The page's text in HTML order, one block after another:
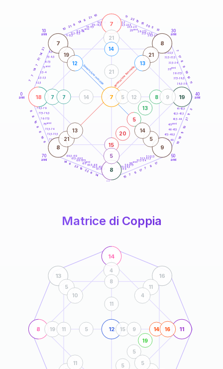
generazione maschile generazione femminile
0
anni
10
anni
30
anni
40
anni
50
anni
60
70
anni
1-2,5
2,5-3,5
3,5-4
6-7,5
7,5-8,5
8,5-9
11-12,5
12,5-13,5
13,5-14
16-17,5
17,5-18,5
18,5-19 21-22,5
22,5-23,5
23,5-24
26-27,5
27,5-28,5
28,5-29
31-32,5
32,5-33,5
33,5-34
36-37,5
37,5-38,5
38,5-39
41-42,5
42,5-43,5
43,5-44
46-47,5
47,5-48,5
48,5-49
51-52,5
52,5-53,5
53,5-54
56-57,5
57,5-58,5
58,5-59
61-62,5
62,5-63,5
63,5-64
66-67,5
67,5-68,5
68,5-69
71-72,5
72,5-73,5
73,5-74
76-77,5
77,5-78,5
78,5-79
7
7
14
7
21
14
21
10
21
8
14
8
21
10 11
22 10
15
20 5
13
7
17
8
9
19
10
11
3
11
21
10
11
19
10
17
8
7
17
6
7
15
14
6
22
16
22
6
14
6
16
6
8
16
8
8
18
7
19
8
7
7 8
8 9
15
20
5
13
8
7
21
9
5
7
14
5 12
14
21
19
12
21
13
21
13
5
14
5anni
15 anni 25anni
35anni
45anni
55anni
65anni
75anni
Matrice di Coppia
8
14
11
12
13 16
5
5
19
14
19
4
16
11
8
15 9
5
11
5
10
11
4
11 5